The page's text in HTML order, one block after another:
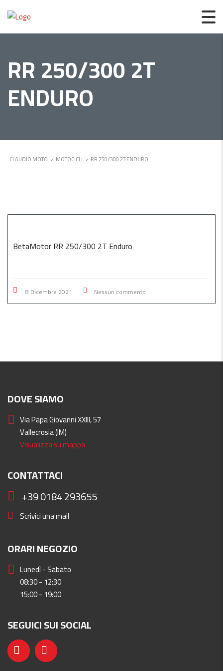
RR 250/300 2T
ENDURO
CLAUDIO MOTO > MOTOCICLI > RR 250/300 2T ENDURO
BetaMotor RR 250/300 2T Enduro
8 Dicembre 2021 Nessun commento
DOVE SIAMO
Via Papa Giovanni XXIII, 57
Vallecrosia (IM)
Visualizza su mappa
CONTATTACI
+39 0184 293655
Scrivici una mail
ORARI NEGOZIO
Lunedì - Sabato
08:30 - 12:30
15:00 - 19:00
SEGUICI SUI SOCIAL